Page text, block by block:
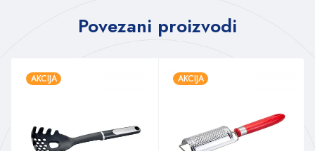
Povezani proizvodi
AKCIJA AKCIJA